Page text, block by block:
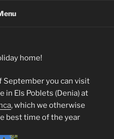
home!
September you can visit
in Els Poblets (Denia) at
, which we otherwise
best time of the year